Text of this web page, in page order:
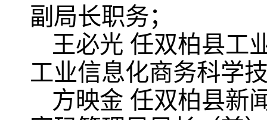
副局长职务；
王必光 任双柏县工
工业信息化商务科学
方映金 任双柏县新